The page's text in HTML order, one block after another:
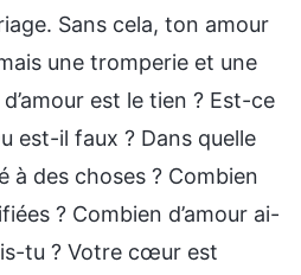
Sans cela, ton amour
une tromperie et une
est le tien ? Est-ce
est-il faux ? Dans quelle
à des choses ? Combien
? Combien d’amour ai-
tu ? Votre cœur est